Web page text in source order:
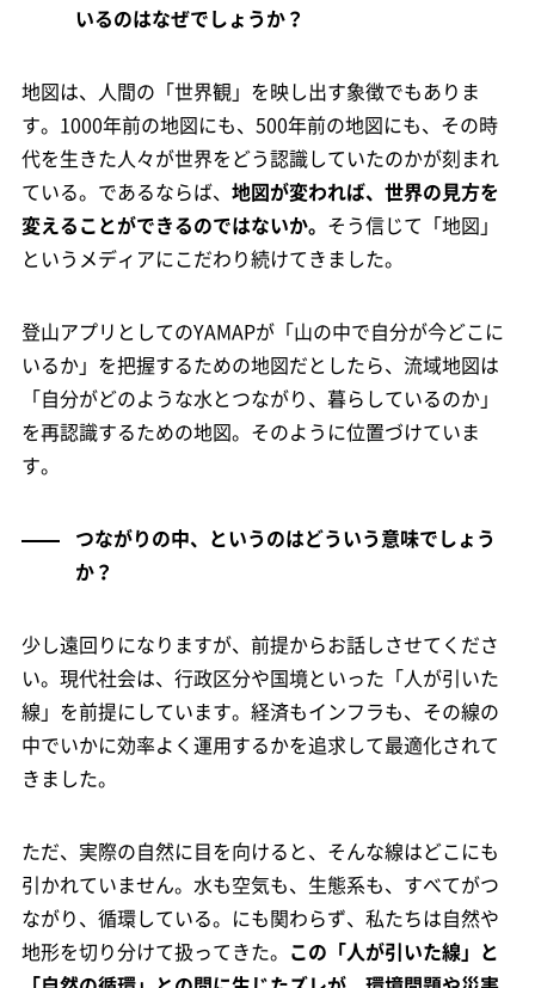
いるのはなぜでしょうか？
地図は、人間の「世界観」を映し出す象徴でもありま
す。1000年前の地図にも、500年前の地図にも、その時
代を生きた人々が世界をどう認識していたのかが刻まれ
ている。であるならば、 地図が変われば、世界の見方を
変えることができるのではないか。 そう信じて「地図」
というメディアにこだわり続けてきました。
登山アプリとしてのYAMAPが「山の中で自分が今どこに
いるか」を把握するための地図だとしたら、流域地図は
「自分がどのような水とつながり、暮らしているのか」
を再認識するための地図。そのように位置づけていま
す。
つながりの中、というのはどういう意味でしょう
か？
少し遠回りになりますが、前提からお話しさせてくださ
い。現代社会は、行政区分や国境といった「人が引いた
線」を前提にしています。経済もインフラも、その線の
中でいかに効率よく運用するかを追求して最適化されて
きました。
ただ、実際の自然に目を向けると、そんな線はどこにも
引かれていません。水も空気も、生態系も、すべてがつ
ながり、循環している。にも関わらず、私たちは自然や
地形を切り分けて扱ってきた。 この「人が引いた線」と